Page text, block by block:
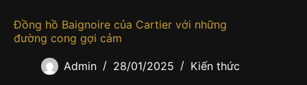
Đồng hồ Baignoire của Cartier với những
đường cong gợi cảm
Admin 28/01/2025 Kiến thức